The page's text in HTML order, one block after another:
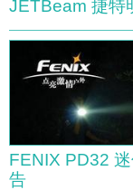
JETBeam 捷特
FENIX PD32
告